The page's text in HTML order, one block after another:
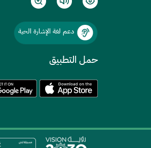
دعم لغة الإشارة الحية
حمل التطبيق